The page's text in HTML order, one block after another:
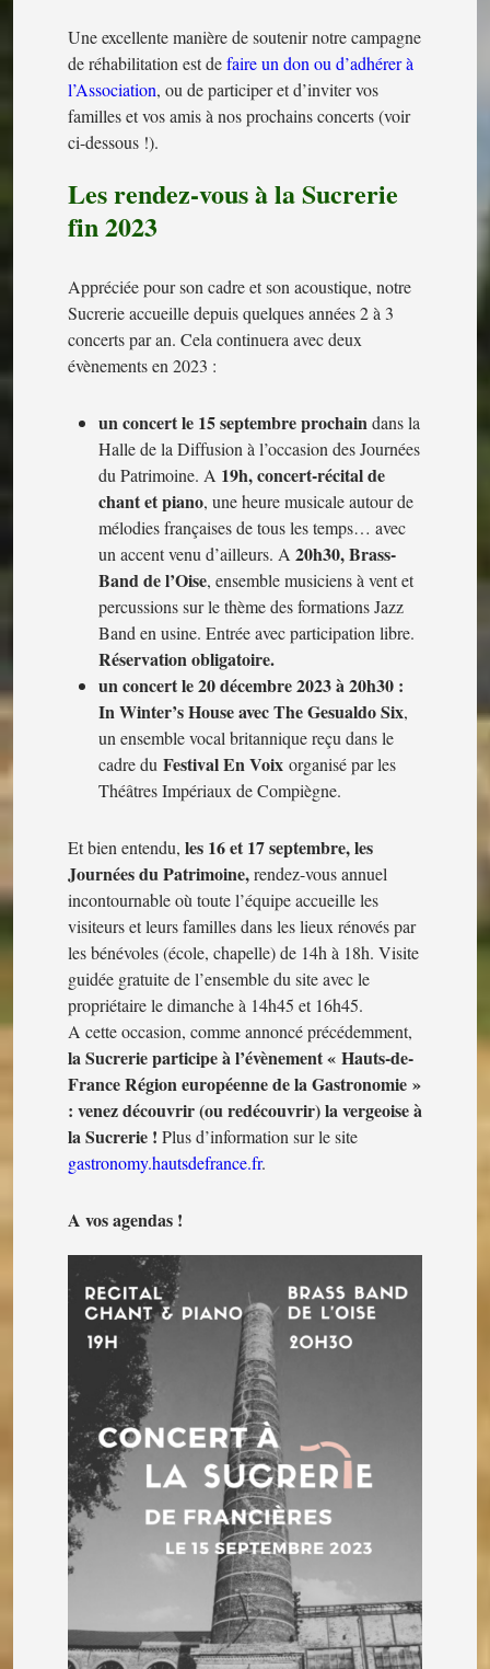
Une excellente manière de soutenir notre campagne
de réhabilitation est defaire un don ou d’adhérer à
l’Association, ou de participer et d’inviter vos
familles et vos amis à nos prochains concerts (voir
ci-dessous !).
Les rendez-vous à la Sucrerie
fin 2023
Appréciée pour son cadre et son acoustique, notre
Sucrerie accueille depuis quelques années 2 à 3
concerts par an. Cela continuera avec deux
évènements en 2023 :
un concert le 15 septembre prochaindans la
Halle de la Diffusion à l’occasion des Journées
du Patrimoine. A 19h, concert-récital de
chant et piano, une heure musicale autour de
mélodies françaises de tous les temps… avec
un accent venu d’ailleurs. A 20h30, Brass-
Band de l’Oise, ensemble musiciens à vent et
percussions sur le thème des formations Jazz
Band en usine. Entrée avec participation libre.
Réservation obligatoire.
un concert le 20 décembre 2023 à 20h30 :
In Winter’s House avec The Gesualdo Six,
un ensemble vocal britannique reçu dans le
cadre du Festival En Voix organisé par les
Théâtres Impériaux de Compiègne.
Et bien entendu, les 16 et 17 septembre, les
Journées du Patrimoine,rendez-vous annuel
incontournable où toute l’équipe accueille les
visiteurs et leurs familles dans les lieux rénovés par
les bénévoles (école, chapelle) de 14h à 18h. Visite
guidée gratuite de l’ensemble du site avec le
propriétaire le dimanche à 14h45 et 16h45.
A cette occasion, comme annoncé précédemment,
la Sucrerie participe à l’évènement « Hauts-de-
France Région européenne de la Gastronomie »
: venez découvrir (ou redécouvrir) la vergeoise à
la Sucrerie ! Plus d’information sur le site
gastronomy.hautsdefrance.fr.
A vos agendas !